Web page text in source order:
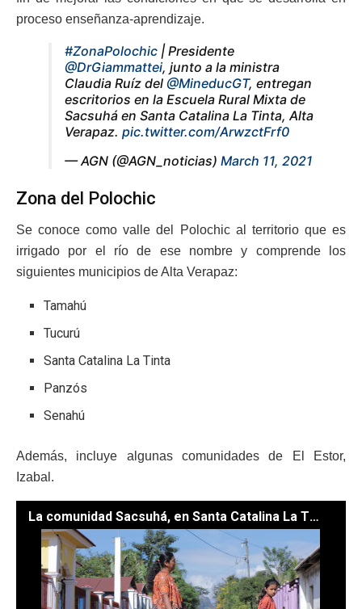
proceso enseñanza-aprendizaje.
#ZonaPolochic | Presidente
@DrGiammattei, junto a la ministra
Claudia Ruíz del @MineducGT, entregan
escritorios en la Escuela Rural Mixta de
Sacsuhá en Santa Catalina La Tinta, Alta
Verapaz. pic.twitter.com/ArwzctFrf0
— AGN (@AGN_noticias) March 11, 2021
Zona del Polochic
Se conoce como valle del Polochic al territorio que es
irrigado por el río de ese nombre y comprende los
siguientes municipios de Alta Verapaz:
Tamahú
Tucurú
Santa Catalina La Tinta
Panzós
Senahú
Además, incluye algunas comunidades de El Estor,
Izabal.
La comunidad Sacsuhá, en Santa Catalina La Tinta, será una de las áreas intervenidas por el Gobierno. /Fotos: Álvaro Interiano